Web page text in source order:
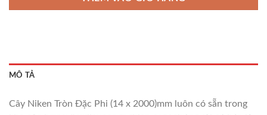
MÔ TẢ
Cây Niken Tròn Đặc Phi (14 x 2000)mm luôn có sẵn trong